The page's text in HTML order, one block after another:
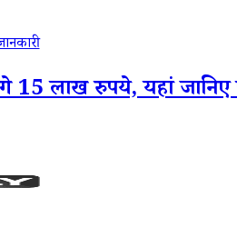
15 लाख रुपये, यहां